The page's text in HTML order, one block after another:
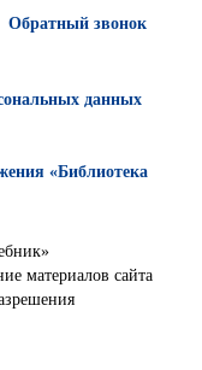
Обратный звонок
данных
«Библиотека
материалов сайта